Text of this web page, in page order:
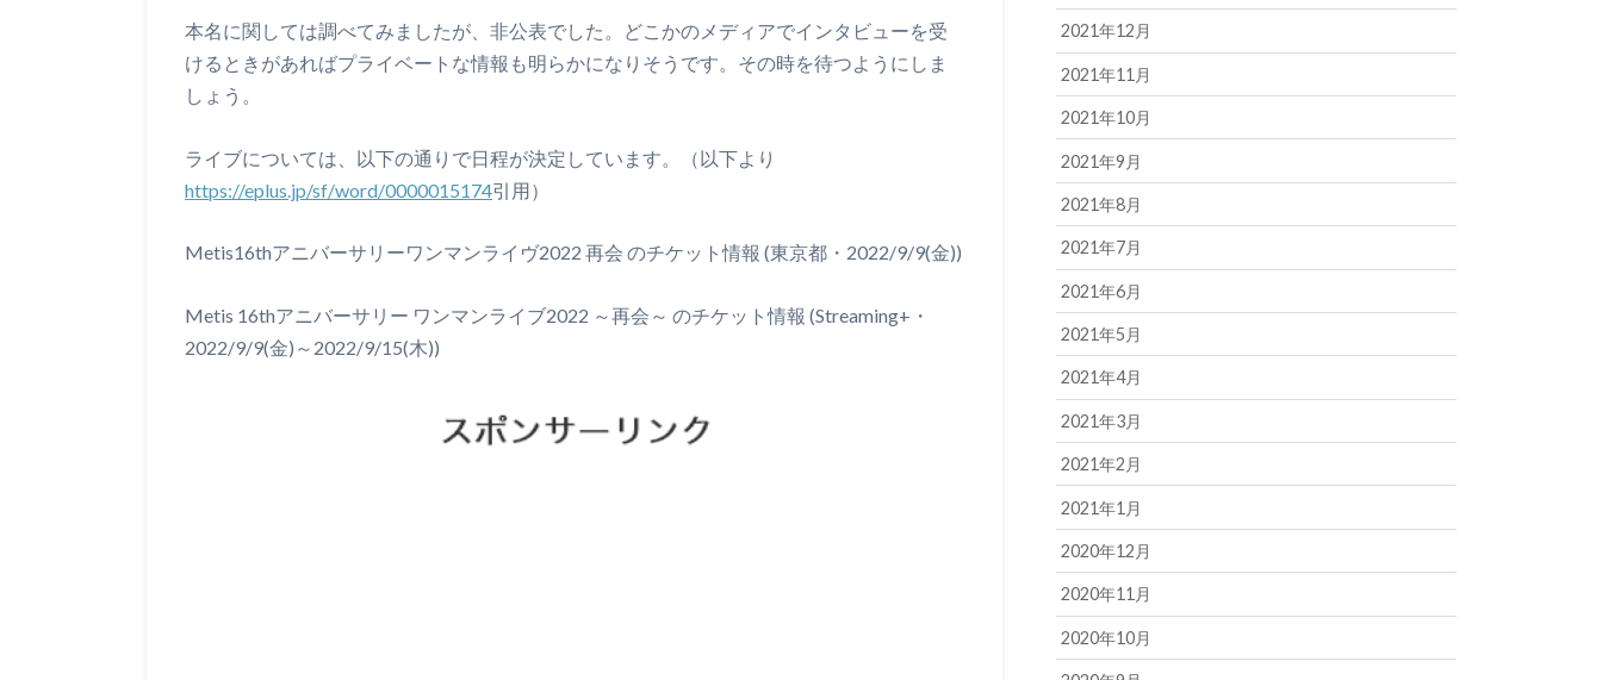
本名に関しては調べてみましたが、非公表でした。どこかのメディアでインタビューを受
けるときがあればプライベートな情報も明らかになりそうです。その時を待つようにしま
しょう。
ライブについては、以下の通りで日程が決定しています。（以下より
https://eplus.jp/sf/word/0000015174引用）
Metis16thアニバーサリーワンマンライヴ2022 再会 のチケット情報 (東京都・2022/9/9(金))
Metis 16thアニバーサリー ワンマンライブ2022 ～再会～ のチケット情報 (Streaming+・
2022/9/9(金)～2022/9/15(木))
2021年12月
2021年11月
2021年10月
2021年9月
2021年8月
2021年7月
2021年6月
2021年5月
2021年4月
2021年3月
2021年2月
2021年1月
2020年12月
2020年11月
2020年10月